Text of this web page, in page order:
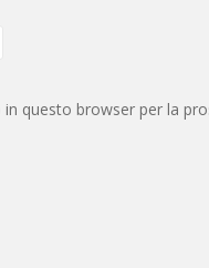
questo browser per la